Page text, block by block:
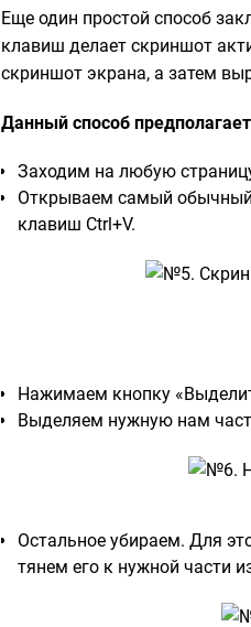
Еще один простой способ
клавиш делает скриншот
скриншот экрана, а затем
Данный способ
Заходим на любую
Открываем самый обычный
клавиш Ctrl+V.
Нажимаем кнопку
Выделяем нужную нам
Остальное убираем. Для
тянем его к нужной части